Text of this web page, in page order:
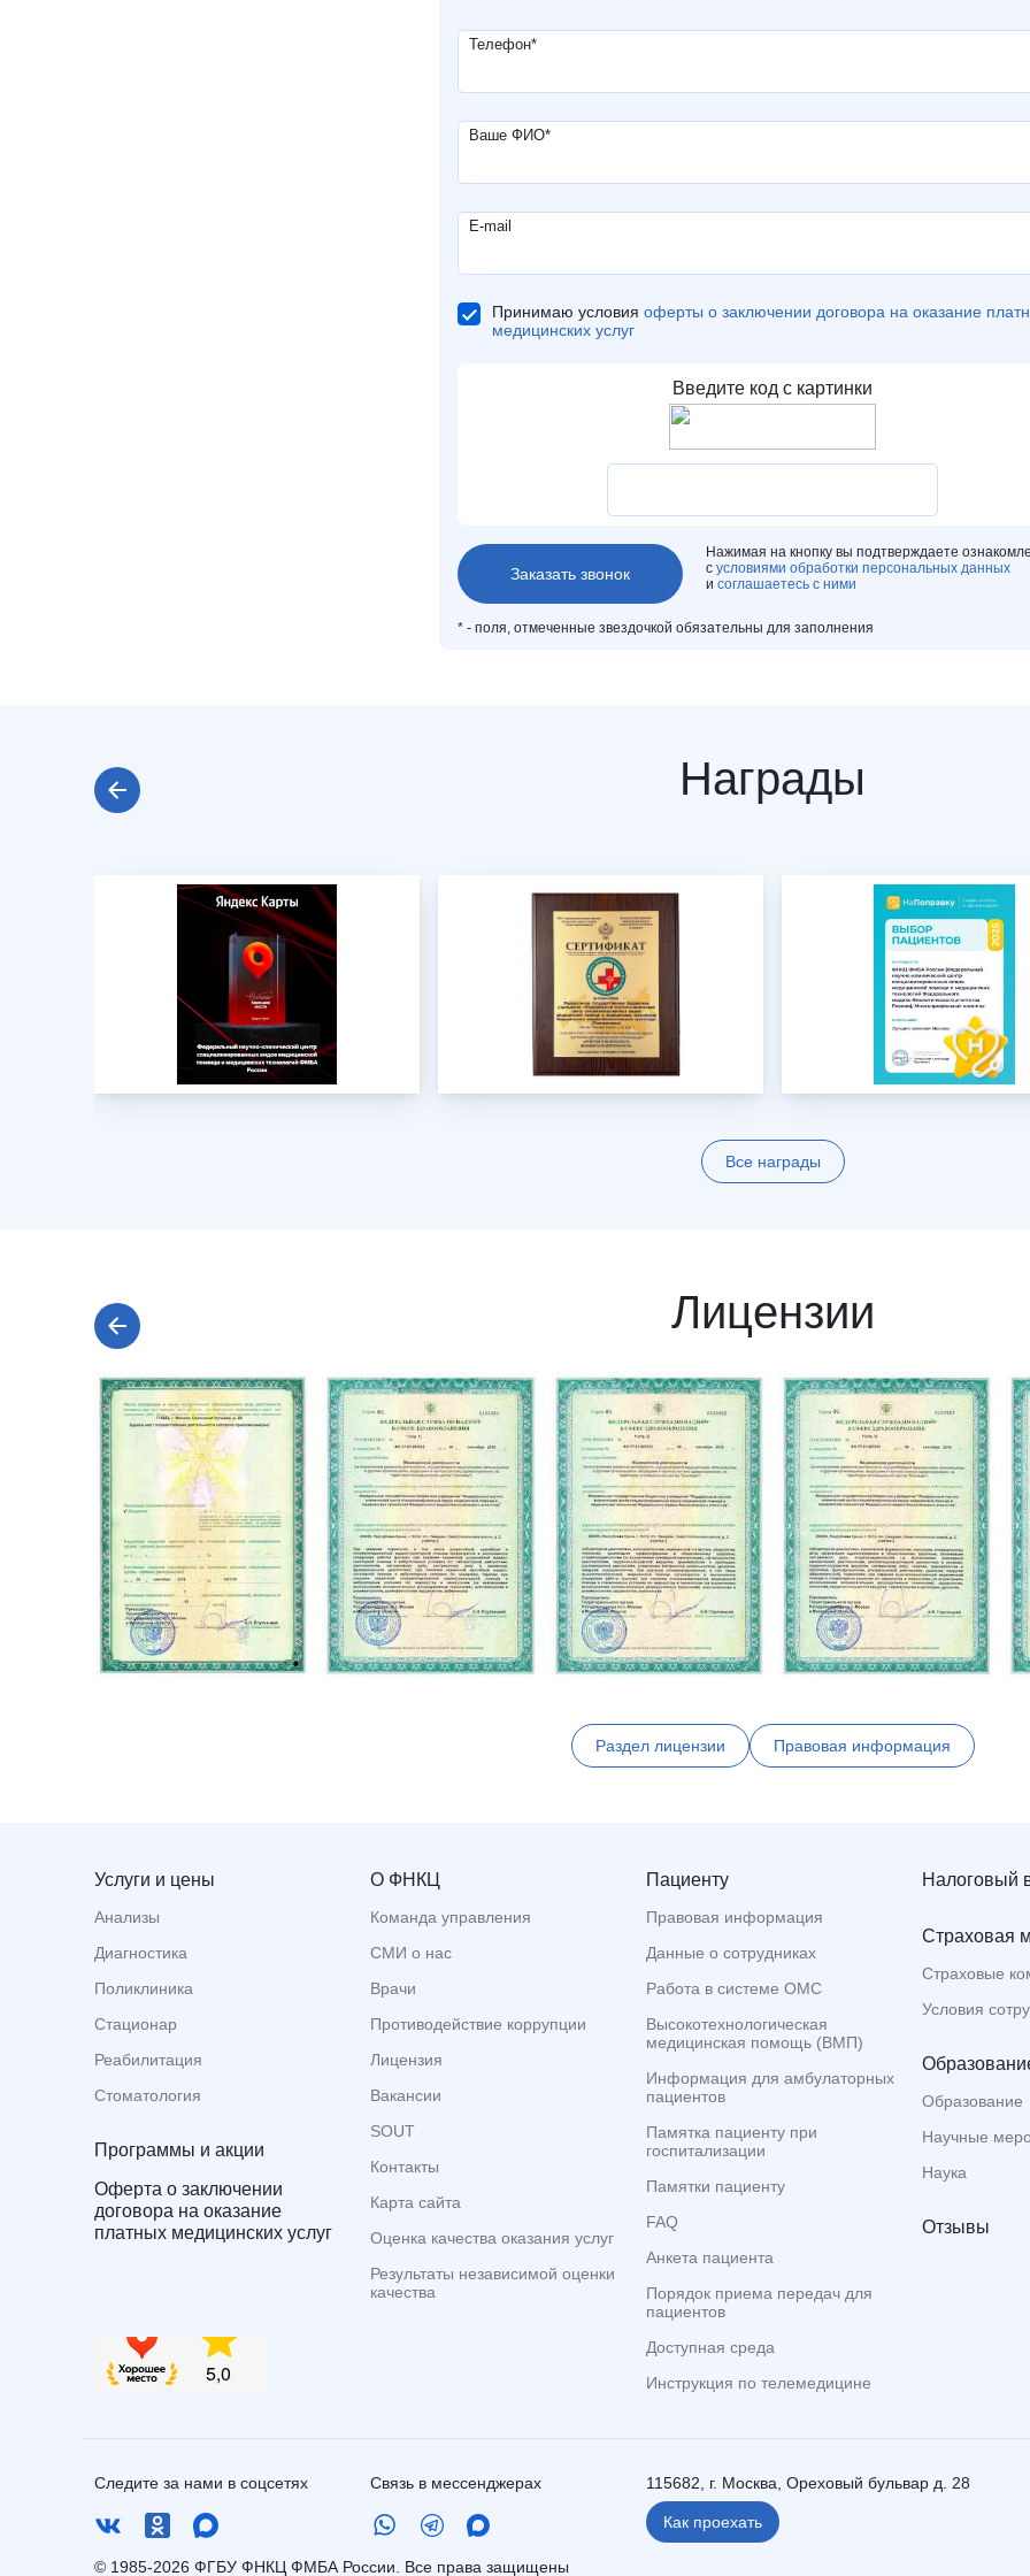
Телефон*
Ваше ФИО*
E-mail
Принимаю условия оферты о заключении договора на оказание
медицинских услуг
Нажимая на кнопку вы подтверждаете
с условиями обработки персональных данных
и соглашаетесь с ними
* - поля, отмеченные звездочкой обязательны для заполнения
Награды
Все награды
Лицензии
Раздел лицензии Правовая информация
Услуги и цены
Анализы
Диагностика
Поликлиника
Стационар
Реабилитация
Стоматология
Программы и акции
Оферта о заключении
договора на оказание
платных медицинских услуг
О ФНКЦ
Команда управления
СМИ о нас
Врачи
Противодействие коррупции
Лицензия
Вакансии
SOUT
Контакты
Карта сайта
Оценка качества оказания услуг
Результаты независимой оценки
качества
Пациенту
Правовая информация
Данные о сотрудниках
Работа в системе ОМС
Высокотехнологическая
медицинская помощь (ВМП)
Информация для амбулаторных
пациентов
Памятка пациенту при
госпитализации
Памятки пациенту
FAQ
Анкета пациента
Порядок приема передач для
пациентов
Доступная среда
Инструкция по телемедицине
Налоговый
Страховая
Страховые
Условия
Образование
Научные
Наука
Отзывы
Следите за нами в соцсетях Связь в мессенджерах
© 1985-2026 ФГБУ ФНКЦ ФМБА России. Все права защищены
115682, г. Москва, Ореховый бульвар д. 28
Как проехать